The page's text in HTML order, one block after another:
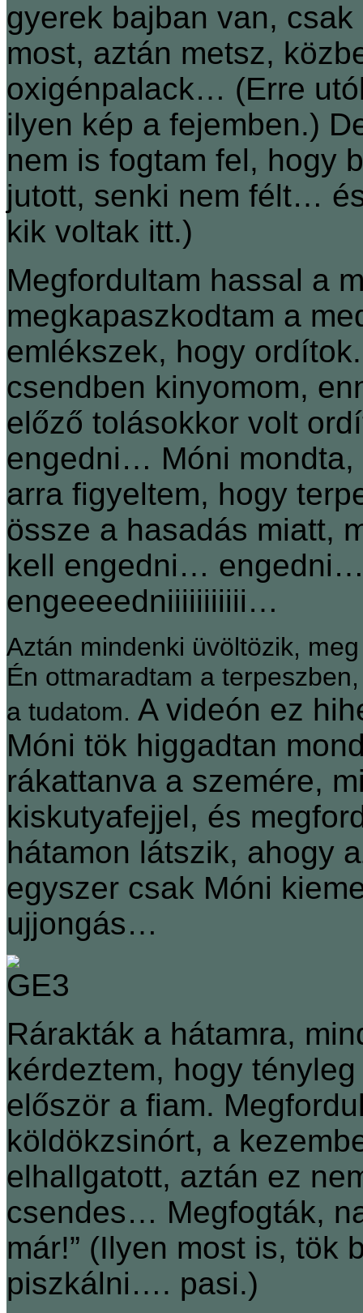
gyerek bajban van,
most, aztán metsz,
oxigénpalack… (Erre
ilyen kép a fejemben.)
nem is fogtam fel, hogy
jutott, senki nem félt…
kik voltak itt.)
Megfordultam hassal a
megkapaszkodtam a
emlékszek, hogy
csendben kinyomom,
előző tolásokkor volt
engedni… Móni mondta,
arra figyeltem, hogy
össze a hasadás miatt,
kell engedni…
engeeeedniiiiiiiiiii…
Aztán mindenki üvöltözik,
Én ottmaradtam a
a tudatom. A videón ez
Móni tök higgadtan
rákattanva a szemére,
kiskutyafejjel, és
hátamon látszik, ahogy
egyszer csak Móni
ujjongás…
Rárakták a hátamra,
kérdeztem, hogy
először a fiam.
köldökzsinórt, a
elhallgatott, aztán ez
csendes… Megfogták,
már!” (Ilyen most is, tök
piszkálni…. pasi.)